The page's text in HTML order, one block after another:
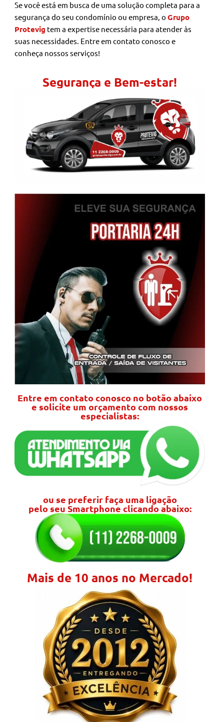
Se você está em busca de uma solução completa para a
segurança do seu condomínio ou empresa, oGrupo
Protevig tem a expertise necessária para atender às
suas necessidades. Entre em contato conosco e
conheça nossos serviços!
Segurança e Bem-estar!
Entre em contato conosco no botão abaixo
e solicite um orçamento com nossos
especialistas:
ou se preferir faça uma ligação
pelo seu Smartphone clicando abaixo:
Mais de 10 anos no Mercado!